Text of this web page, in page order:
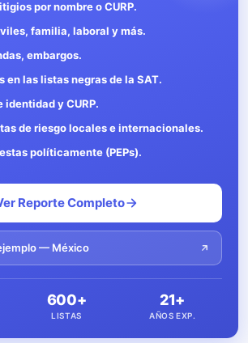
por nombre o CURP.
familia, laboral y más.
embargos.
en las listas negras de la SAT.
y CURP.
de riesgo locales e internacionales.
políticamente (PEPs).
Reporte Completo
— México
600+
LISTAS
21+
AÑOS EXP.